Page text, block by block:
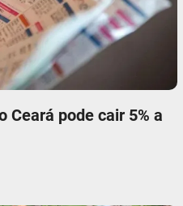
Ceará pode cair 5% a